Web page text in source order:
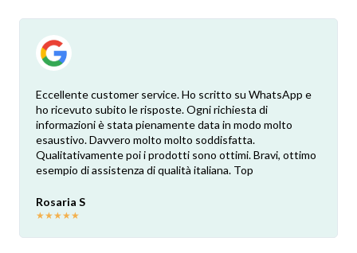
Eccellente customer service. Ho scritto su WhatsApp e
ho ricevuto subito le risposte. Ogni richiesta di
informazioni è stata pienamente data in modo molto
esaustivo. Davvero molto molto soddisfatta.
Qualitativamente poi i prodotti sono ottimi. Bravi, ottimo
esempio di assistenza di qualità italiana. Top
Rosaria S
★★★★★